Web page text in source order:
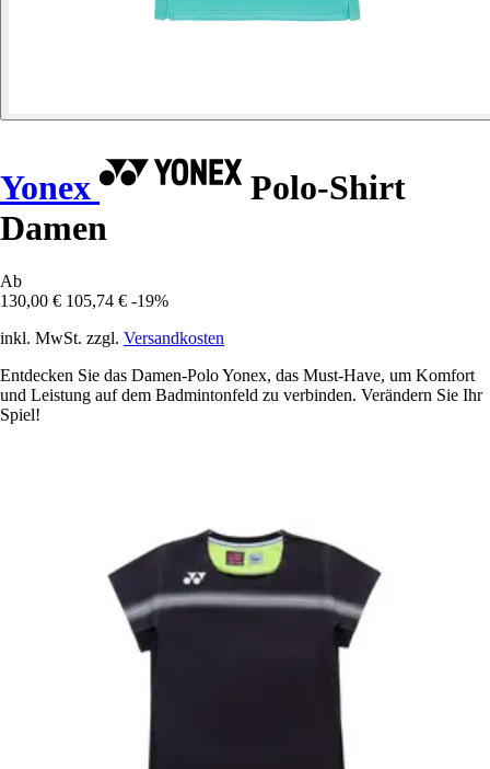
Yonex
Polo-Shirt
Damen
Ab
130,00 € 105,74 € -19%
inkl. MwSt. zzgl. Versandkosten
Entdecken Sie das Damen-Polo Yonex, das Must-Have, um Komfort
und Leistung auf dem Badmintonfeld zu verbinden. Verändern Sie Ihr
Spiel!